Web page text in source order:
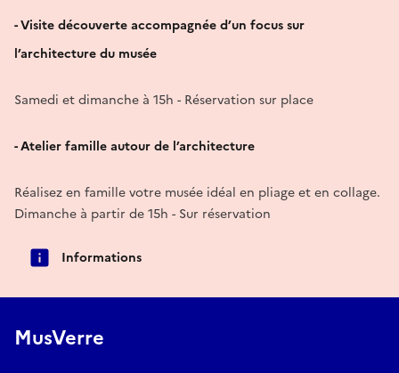
- Visite découverte accompagnée d’un focus sur
l’architecture du musée
Samedi et dimanche à 15h - Réservation sur place
- Atelier famille autour de l’architecture
Réalisez en famille votre musée idéal en pliage et en collage.
Dimanche à partir de 15h - Sur réservation
Informations
MusVerre